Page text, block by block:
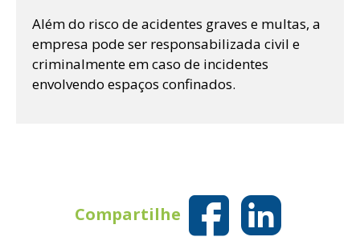
Além do risco de acidentes graves e multas, a
empresa pode ser responsabilizada civil e
criminalmente em caso de incidentes
envolvendo espaços confinados.
Compartilhe